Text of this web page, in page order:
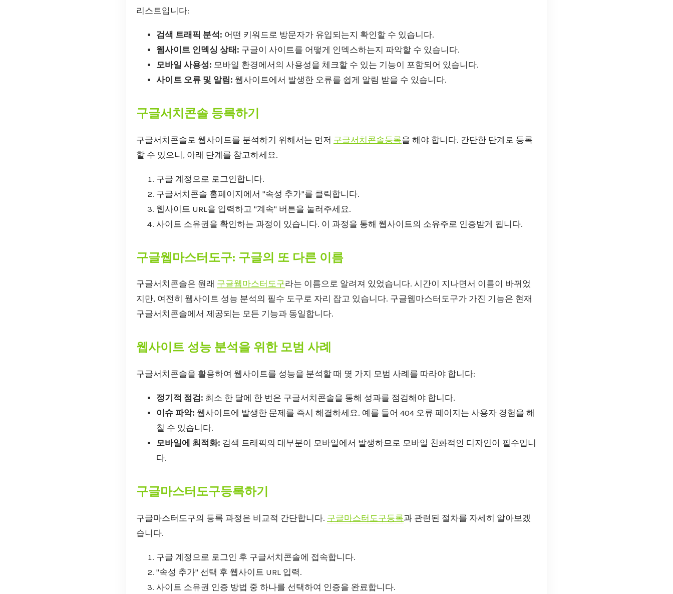
리스트입니다:
검색 트래픽 분석: 어떤 키워드로 방문자가 유입되는지 확인할 수 있습니다.
웹사이트 인덱싱 상태: 구글이 사이트를 어떻게 인덱스하는지 파악할 수 있습니다.
모바일 사용성: 모바일 환경에서의 사용성을 체크할 수 있는 기능이 포함되어 있습니다.
사이트 오류 및 알림: 웹사이트에서 발생한 오류를 쉽게 알림 받을 수 있습니다.
구글서치콘솔 등록하기
구글서치콘솔로 웹사이트를 분석하기 위해서는 먼저 구글서치콘솔등록을 해야 합니다. 간단한 단계로 등록
할 수 있으니, 아래 단계를 참고하세요.
구글 계정으로 로그인합니다.
구글서치콘솔 홈페이지에서 "속성 추가"를 클릭합니다.
웹사이트 URL을 입력하고 "계속" 버튼을 눌러주세요.
사이트 소유권을 확인하는 과정이 있습니다. 이 과정을 통해 웹사이트의 소유주로 인증받게 됩니다.
구글웹마스터도구: 구글의 또 다른 이름
구글서치콘솔은 원래 구글웹마스터도구라는 이름으로 알려져 있었습니다. 시간이 지나면서 이름이 바뀌었
지만, 여전히 웹사이트 성능 분석의 필수 도구로 자리 잡고 있습니다. 구글웹마스터도구가 가진 기능은 현재
구글서치콘솔에서 제공되는 모든 기능과 동일합니다.
웹사이트 성능 분석을 위한 모범 사례
구글서치콘솔을 활용하여 웹사이트를 성능을 분석할 때 몇 가지 모범 사례를 따라야 합니다:
정기적 점검: 최소 한 달에 한 번은 구글서치콘솔을 통해 성과를 점검해야 합니다.
이슈 파악: 웹사이트에 발생한 문제를 즉시 해결하세요. 예를 들어 404 오류 페이지는 사용자 경험을 해
칠 수 있습니다.
모바일에 최적화: 검색 트래픽의 대부분이 모바일에서 발생하므로 모바일 친화적인 디자인이 필수입니
다.
구글마스터도구등록하기
구글마스터도구의 등록 과정은 비교적 간단합니다. 구글마스터도구등록과 관련된 절차를 자세히 알아보겠
습니다.
구글 계정으로 로그인 후 구글서치콘솔에 접속합니다.
"속성 추가" 선택 후 웹사이트 URL 입력.
사이트 소유권 인증 방법 중 하나를 선택하여 인증을 완료합니다.